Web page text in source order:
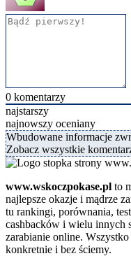
0 komentarzy
najstarszy
najnowszy oceniany
Wbudowane informacje
Zobacz wszystkie
www.wskoczpokase.pl to
najlepsze okazje i mądrze
tu rankingi, porównania,
cashbacków i wielu innych
zarabianie online.
konkretnie i bez ściemy.